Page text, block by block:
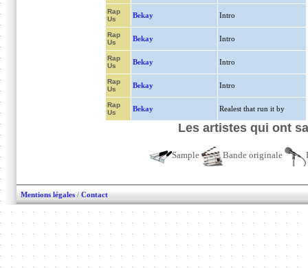
Rap
Us
Bekay Intro
Rap
Us
Bekay Intro
Rap
Us
Bekay Intro
Rap
Us
Bekay Intro
Rap
Us
Bekay Realest that run it by
Les artistes qui ont
Sample Bande originale
Mentions légales / Contact